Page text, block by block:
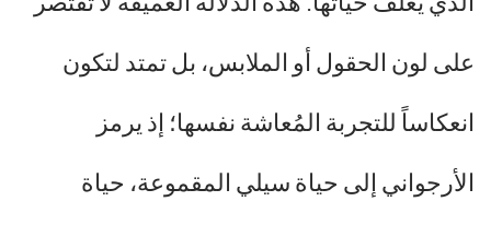
على لون الحقول أو الملابس، بل تمتد لتكون
انعكاساً للتجربة المُعاشة نفسها؛ إذ يرمز
الأرجواني إلى حياة سيلي المقموعة، حياة